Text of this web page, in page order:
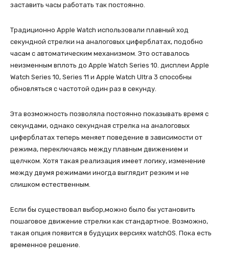
заставить часы работать так постоянно.
Традиционно Apple Watch использовали плавный ход
секундной стрелки на аналоговых циферблатах, подобно
часам с автоматическим механизмом. Это оставалось
неизменным вплоть до Apple Watch Series 10. дисплеи Apple
Watch Series 10, Series 11 и Apple Watch Ultra 3 способны
обновляться с частотой один раз в секунду.
Эта возможность позволяла постоянно показывать время с
секундами, однако секундная стрелка на аналоговых
циферблатах теперь меняет поведение в зависимости от
режима, переключаясь между плавным движением и
щелчком. Хотя такая реализация имеет логику, изменение
между двумя режимами иногда выглядит резким и не
слишком естественным.
Если бы существовал выбор,можно было бы установить
пошаговое движение стрелки как стандартное. Возможно,
такая опция появится в будущих версиях watchOS. Пока есть
временное решение.